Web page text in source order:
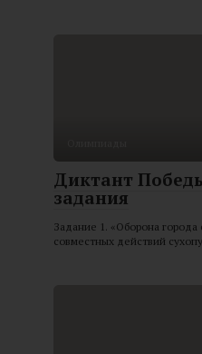
Диктант
задания
Задание 1. «Оборона
совместных действий